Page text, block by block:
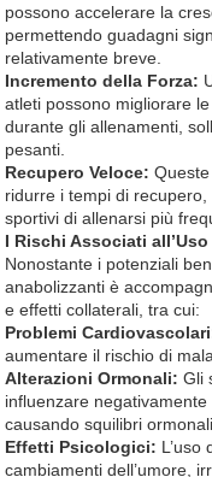
possono accelerare la
permettendo guadagni
relativamente breve.
Incremento della Forza:
atleti possono migliorare
durante gli allenamenti,
pesanti.
Recupero Veloce:
ridurre i tempi di
sportivi di allenarsi più
I Rischi Associati
Nonostante i potenziali
anabolizzanti è
e effetti collaterali, tra cui:
Problemi
aumentare il rischio di
Alterazioni Ormonali: Gli
influenzare negativamente
causando squilibri ormonali.
Effetti Psicologici: L’uso
cambiamenti dell’umore,